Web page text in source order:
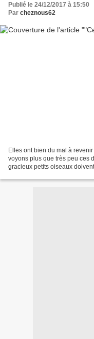
Publié le 24/12/2017 à 15:50
Par cheznous62
Elles ont bien du mal à
voyons plus que très peu ces
gracieux petits oiseaux